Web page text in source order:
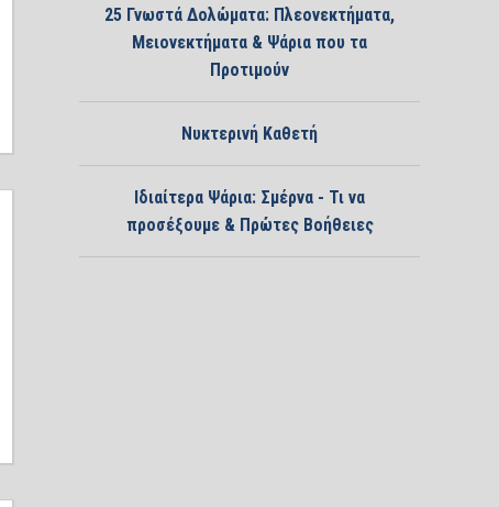
25 Γνωστά Δολώματα: Πλεονεκτήματα,
Μειονεκτήματα & Ψάρια που τα
Προτιμούν
Νυκτερινή Καθετή
Ιδιαίτερα Ψάρια: Σμέρνα - Τι να
προσέξουμε & Πρώτες Βοήθειες